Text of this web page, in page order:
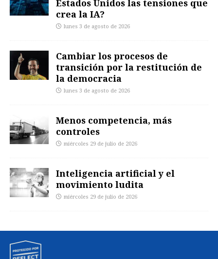
Estados Unidos las tensiones que
crea la IA?
lunes 3 de agosto de 2026
Cambiar los procesos de
transición por la restitución de
la democracia
lunes 3 de agosto de 2026
Menos competencia, más
controles
miércoles 29 de julio de 2026
Inteligencia artificial y el
movimiento ludita
miércoles 29 de julio de 2026